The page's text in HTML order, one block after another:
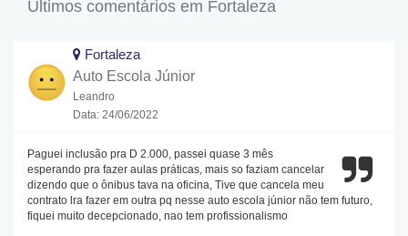
Últimos comentários em Fortaleza
Fortaleza
Auto Escola Júnior
Leandro
Data: 24/06/2022
Paguei inclusão pra D 2.000, passei quase 3 mês
esperando pra fazer aulas práticas, mais so faziam cancelar
dizendo que o ônibus tava na oficina, Tive que cancela meu
contrato lra fazer em outra pq nesse auto escola júnior não tem futuro,
fiquei muito decepcionado, nao tem profissionalismo